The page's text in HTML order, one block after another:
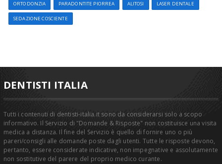
ORTODONZIA PARADONTITE PIORREA ALITOSI LASER DENTALE
SEDAZIONE COSCIENTE
DENTISTI ITALIA
Tutti i contenuti di dentisti-italia.it sono da considerarsi solo a scopo
informativo. Il Servizio di "Domande & Risposte" non costituisce una visita
medica a distanza. Il fine del Servizio è quello di fornire uno o più
pareri/consigli alle domande poste dagli utenti. Tutte le risposte devono,
pertanto, essere considerate indicative, non impegnative e assolutamente
non sostitutive del parere del proprio medico curante.